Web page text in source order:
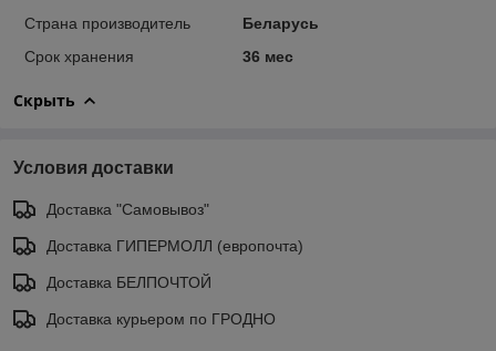
Страна производитель
Беларусь
Срок хранения
36 мес
Скрыть
Условия доставки
Доставка "Самовывоз"
Доставка ГИПЕРМОЛЛ (европочта)
Доставка БЕЛПОЧТОЙ
Доставка курьером по ГРОДНО